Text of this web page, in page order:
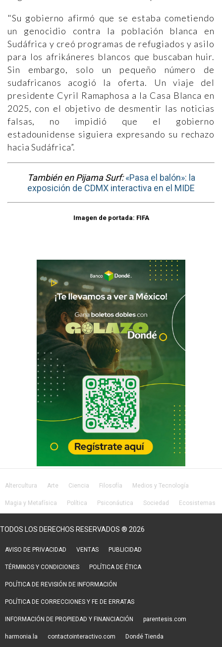
"Su gobierno afirmó que se estaba cometiendo
un genocidio contra la población blanca en
Sudáfrica y creó programas de refugiados y asilo
para los afrikáneres blancos que buscaban huir.
Sin embargo, solo un pequeño número de
sudafricanos acogió la oferta. Un viaje del
presidente Cyril Ramaphosa a la Casa Blanca en
2025, con el objetivo de desmentir las noticias
falsas, no impidió que el gobierno
estadounidense siguiera expresando su rechazo
hacia Sudáfrica”.
También en Pijama Surf:«Pasa el balón»: la
exposición de CDMX interactiva en el MIDE
Imagen de portada: FIFA
Altercultura Arte Ciencia Filosofía Medios y Tecnología
Magia y Metafísica Política Psiconáutica Sociedad Ecosistemas
TODOS LOS DERECHOS RESERVADOS ® 2026
AVISO DE PRIVACIDAD VENTAS PUBLICIDAD
TÉRMINOS Y CONDICIONES POLÍTICA DE ÉTICA
POLÍTICA DE REVISIÓN DE INFORMACIÓN
POLÍTICA DE CORRECCIONES Y FE DE ERRATAS
INFORMACIÓN DE PROPIEDAD Y FINANCIACIÓN parentesis.com
harmonia.la contactointeractivo.com Dondé Tienda